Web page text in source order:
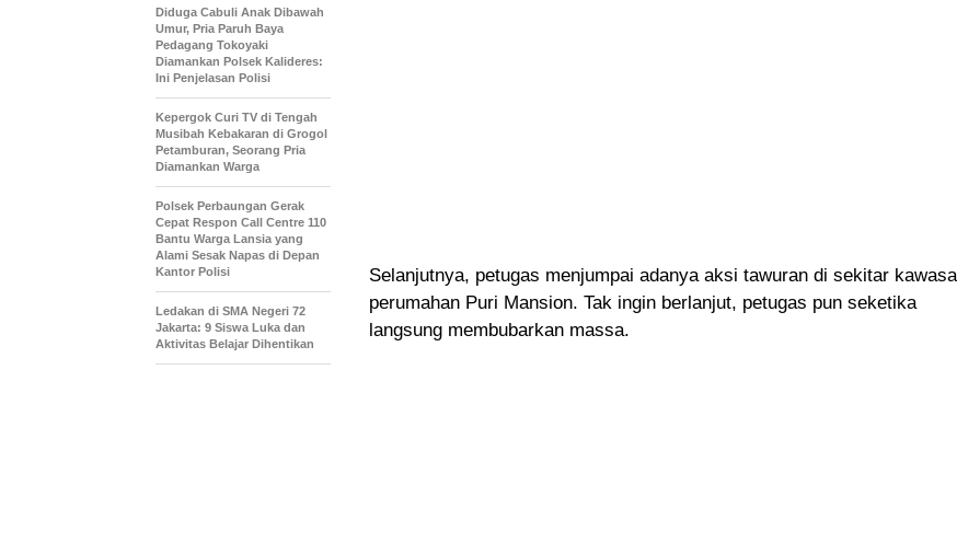
Selanjutnya, petugas menjumpai adanya aksi tawuran di sekitar
perumahan Puri Mansion. Tak ingin berlanjut, petugas pun seketika
langsung membubarkan massa.
Diduga Cabuli Anak Dibawah
Umur, Pria Paruh Baya
Pedagang Tokoyaki
Diamankan Polsek Kalideres:
Ini Penjelasan Polisi
Kepergok Curi TV di Tengah
Musibah Kebakaran di Grogol
Petamburan, Seorang Pria
Diamankan Warga
Polsek Perbaungan Gerak
Cepat Respon Call Centre 110
Bantu Warga Lansia yang
Alami Sesak Napas di Depan
Kantor Polisi
Ledakan di SMA Negeri 72
Jakarta: 9 Siswa Luka dan
Aktivitas Belajar Dihentikan